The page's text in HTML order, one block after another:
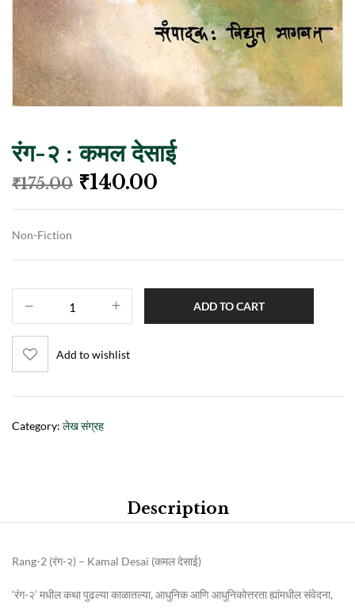
रंग-२ : कमल देसाई
₹175.00 ₹140.00
Non-Fiction
ADD TO CART
Add to wishlist
Category: लेख संग्रह
Description
Rang-2 (रंग-२) – Kamal Desai (कमल देसाई)
‘रंग-२’ मधील कथा पुढल्या काळातल्या, आधुनिक आणि आधुनिकोत्तरता ह्यांमधील संवेदना,